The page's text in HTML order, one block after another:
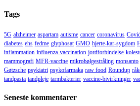
Tags
5G alzheimer aspartam autisme cancer coronavirus
diabetes ehs fedme glyphosat GMO hjerte-kar-sygdom
inflammation influenza-vaccination jordforbindelse
mammografi MFR-vaccine mikrobølgestråling monsanto
Gøtzsche psykiatri psykofarmaka raw food Roundup
tandpasta tandpleje tarmbakterier vaccine-bivirkninger
Seneste kommentarer